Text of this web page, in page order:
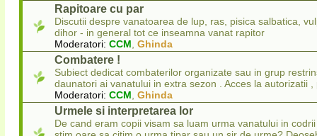
Rapitoare cu par
Discutii despre vanatoarea de lup, ras, pisica salbatica,
dihor - in general tot ce inseamna vanat rapitor
Moderatori: CCM, Ghinda
Combatere !
Subiect dedicat combaterilor organizate sau in grup
daunatori ai vanatului in extra sezon . Acces la autorizatii
Moderatori: CCM, Ghinda
Urmele si interpretarea lor
De cand eram copii visam sa luam urma vanatului in